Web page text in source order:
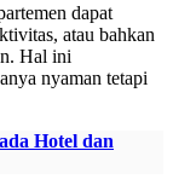
dapat
atau bahkan
Hal ini
nyaman tetapi
Hotel dan